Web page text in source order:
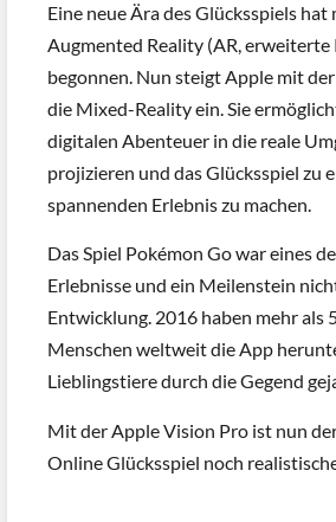
Eine neue Ära des Glücksspiels
Augmented Reality (AR, erweiterte
begonnen. Nun steigt Apple mit
die Mixed-Reality ein. Sie
digitalen Abenteuer in die reale
projizieren und das Glücksspiel zu
spannenden Erlebnis zu machen.
Das Spiel Pokémon Go war eines
Erlebnisse und ein Meilenstein
Entwicklung. 2016 haben mehr als
Menschen weltweit die App
Lieblingstiere durch die Gegend
Mit der Apple Vision Pro ist nun
Online Glücksspiel noch